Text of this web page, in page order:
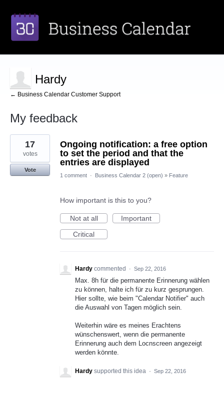
Hardy
← Business Calendar Customer Support
My feedback
1
result
found
Ongoing notification: a free option
to set the period and that the
entries are displayed
17
votes
Vote
1 comment · Business Calendar 2 (open) » Feature
How important is this to you?
Not at all
Important
Critical
Hardy commented · Sep 22, 2016
Max. 8h für die permanente Erinnerung wählen
zu können, halte ich für zu kurz gesprungen.
Hier sollte, wie beim "Calendar Notifier" auch
die Auswahl von Tagen möglich sein.
Weiterhin wäre es meines Erachtens
wünschenswert, wenn die permanente
Erinnerung auch dem Locnscreen angezeigt
werden könnte.
Hardy supported this idea · Sep 22, 2016